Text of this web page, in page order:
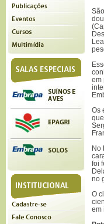
em
Os
No
foi
no
O
em